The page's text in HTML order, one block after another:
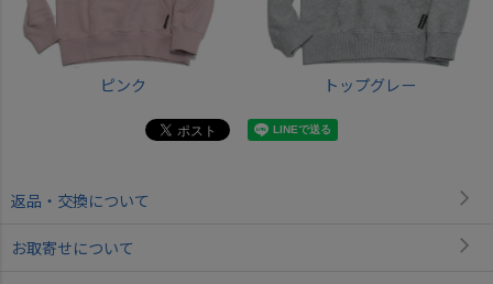
ピンク トップグレー
返品・交換について
お取寄せについて